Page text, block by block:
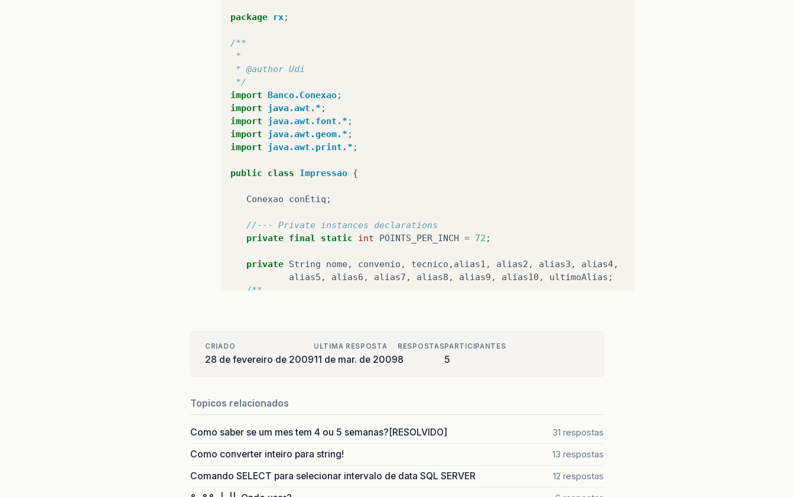
package rx;
/**
*
* @author Udi
*/
import
Banco.Conexao;
import
java.awt.* ;
import
java.awt.font.* ;
import
java.awt.geom.* ;
import
java.awt.print.* ;
public class Impressao {
Conexao conEtiq ;
//--- Private instances declarations
private final static int POINTS_PER_INCH = 72 ;
private String nome, convenio , tecnico , alias1 , alias2 , alias3 , alias4,
alias5 , alias6 , alias7 , alias8 , alias9 , alias10 , ultimoAlias ;
/**
Impressao () {
//-- Conecta o banco de dados
conEtiq.conecta ();
//----------------------------
CRIADO
28 de fevereiro de 2009
ULTIMA RESPOSTA
11 de mar. de 2009
RESPOSTAS
8
PARTICIPANTES
5
Topicos relacionados
Como saber se um mes tem 4 ou 5 semanas?[RESOLVIDO] 31 respostas
Como converter inteiro para string! 13 respostas
Comando SELECT para selecionar intervalo de data SQL SERVER 12 respostas